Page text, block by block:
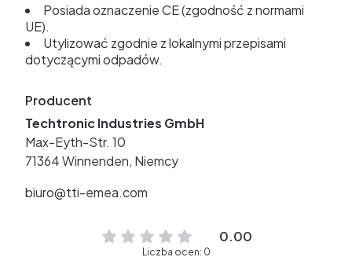
Posiada oznaczenie CE (zgodność z normami
UE).
Utylizować zgodnie z lokalnymi przepisami
dotyczącymi odpadów.
Producent
Techtronic Industries GmbH
Max-Eyth-Str. 10
71364 Winnenden, Niemcy
biuro@tti-emea.com
0.00
Liczba ocen: 0